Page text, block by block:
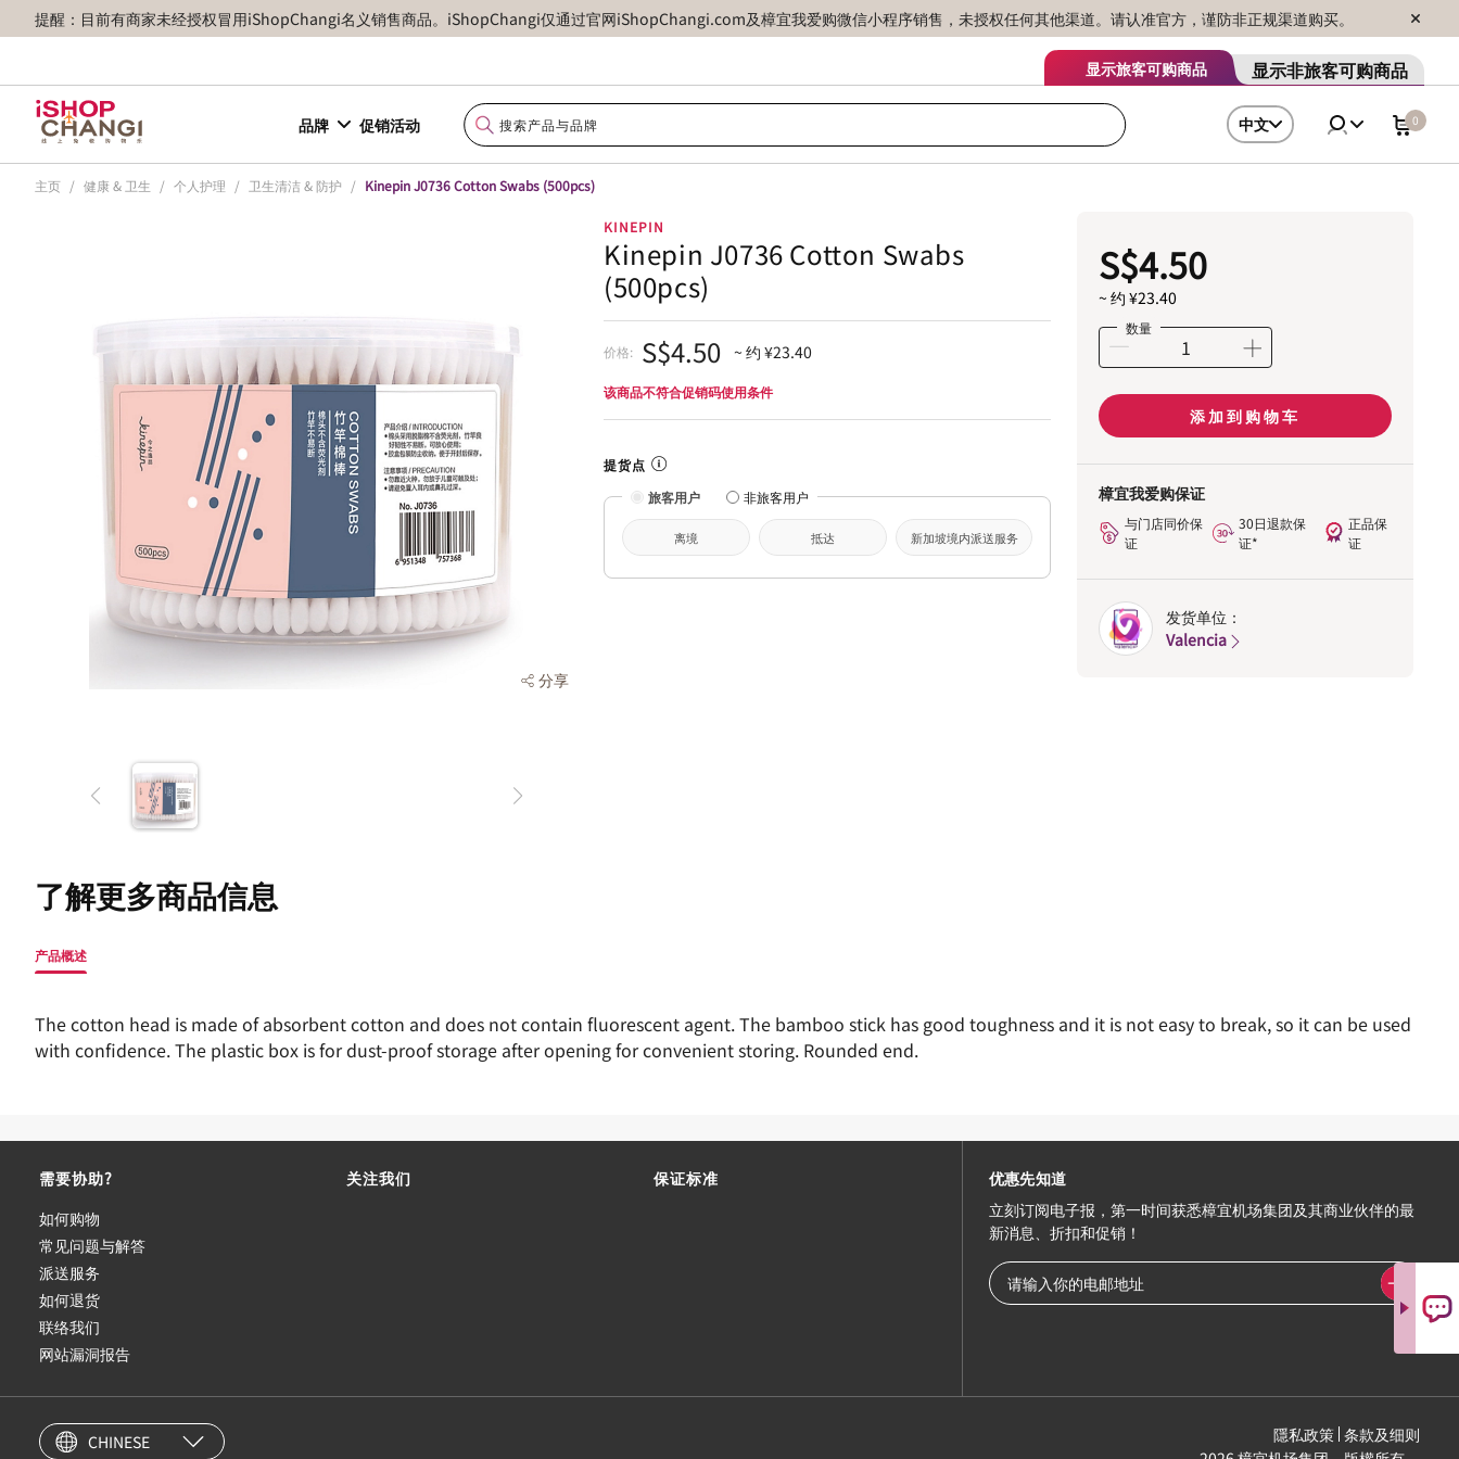
提醒：目前有商家未经授权冒用iShopChangi名义销售商品。iShopChangi仅通过官网iShopChangi.com及樟宜我爱购微信小程序销售，未授权任何其他渠道。请认准官方，谨防非正规渠道购买。
显示旅客可购商品 显示非旅客可购商品
品牌 促销活动 中文 0
主页 / 健康 & 卫生 / 个人护理 / 卫生清洁 & 防护 / Kinepin J0736 Cotton Swabs (500pcs)
分享
KINEPIN
Kinepin J0736 Cotton Swabs
(500pcs)
价格: S$4.50 ~ 约 ¥23.40
该商品不符合促销码使用条件
提货点
旅客用户
非旅客用户
离境 抵达 新加坡境内派送服务
S$4.50
~ 约 ¥23.40
数量
添加到购物车
樟宜我爱购保证
与门店同价保
证
30日退款保
证*
正品保
证
发货单位：
Valencia
了解更多商品信息
产品概述
The cotton head is made of absorbent cotton and does not contain fluorescent agent. The bamboo stick has good toughness and it is not easy to break, so it can be used
with confidence. The plastic box is for dust-proof storage after opening for convenient storing. Rounded end.
需要协助?
如何购物
常见问题与解答
派送服务
如何退货
联络我们
网站漏洞报告
关注我们 保证标准
优惠先知道
立刻订阅电子报，第一时间获悉樟宜机场集团及其商业伙伴的最
新消息、折扣和促销！
CHINESE 隱私政策 条款及细则